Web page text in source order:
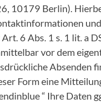
10179 Berlin).
6 Abs. 1 s. 1 lit. a
vor dem
Absenden
Form eine
“ Ihre